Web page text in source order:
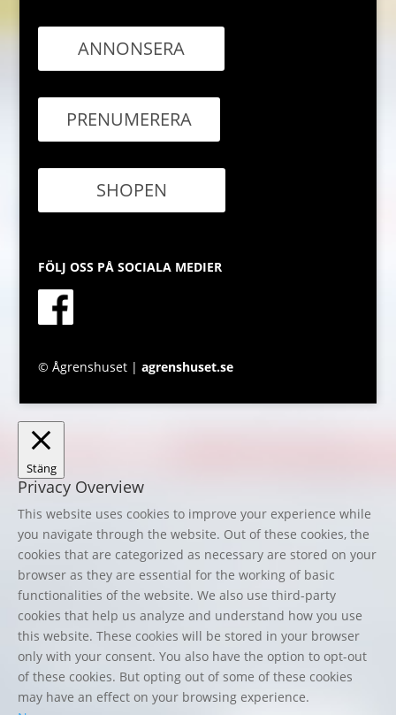
ANNONSERA
PRENUMERERA
SHOPEN
FÖLJ OSS PÅ SOCIALA MEDIER
© Ågrenshuset | agrenshuset.se
Stäng
Privacy Overview
This website uses cookies to improve your experience while
you navigate through the website. Out of these cookies, the
cookies that are categorized as necessary are stored on your
browser as they are essential for the working of basic
functionalities of the website. We also use third-party
cookies that help us analyze and understand how you use
this website. These cookies will be stored in your browser
only with your consent. You also have the option to opt-out
of these cookies. But opting out of some of these cookies
may have an effect on your browsing experience.